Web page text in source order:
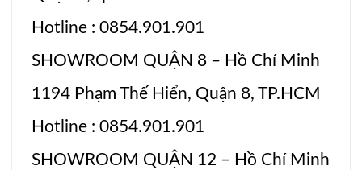
Hotline : 0854.901.901
SHOWROOM QUẬN 8 – Hồ Chí Minh
1194 Phạm Thế Hiển, Quận 8, TP.HCM
Hotline : 0854.901.901
SHOWROOM QUẬN 12 – Hồ Chí Minh